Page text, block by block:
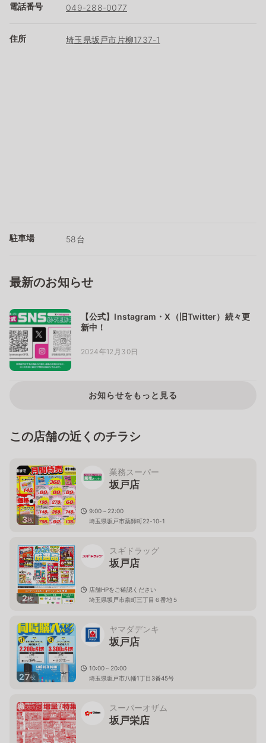
電話番号 049-288-0077
住所 埼玉県坂戸市片柳1737-1
駐車場 58台
最新のお知らせ
【公式】Instagram・X（旧Twitter）続々更
新中！
2024年12月30日
お知らせをもっと見る
この店舗の近くのチラシ
3枚
業務スーパー
坂戸店
9:00～22:00
埼玉県坂戸市薬師町22-10-1
2枚
スギドラッグ
坂戸店
店舗HPをご確認ください
埼玉県坂戸市泉町三丁目６番地５
27枚
ヤマダデンキ
坂戸店
10:00～20:00
埼玉県坂戸市八幡1丁目3番45号
スーパーオザム
坂戸栄店